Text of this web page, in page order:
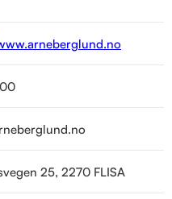
25, 2270 FLISA